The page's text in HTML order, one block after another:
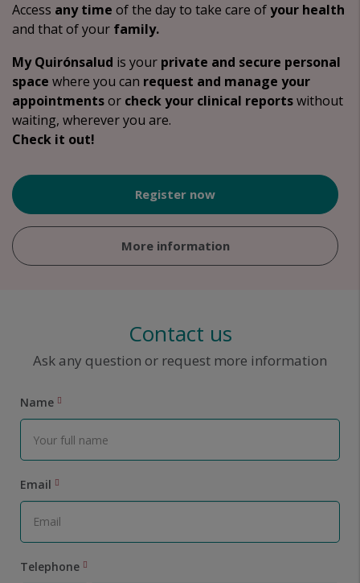
Access any time of the day to take care ofyour health
and that of your family.
My Quirónsalud is your private and secure personal
space where you can request and manage your
appointmentsor check your clinical reportswithout
waiting, wherever you are.
Check it out!
Register now
More information
Contact us
Ask any question or request more information
Name
Email
Telephone